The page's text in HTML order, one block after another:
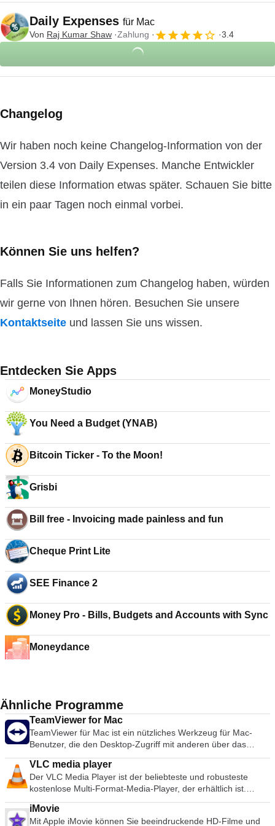
Daily Expenses für Mac
Von Raj Kumar Shaw Zahlung 3.4
Changelog
Wir haben noch keine Changelog-Information von der
Version 3.4 von Daily Expenses. Manche Entwickler
teilen diese Information etwas später. Schauen Sie bitte
in ein paar Tagen noch einmal vorbei.
Können Sie uns helfen?
Falls Sie Informationen zum Changelog haben, würden
wir gerne von Ihnen hören. Besuchen Sie unsere
Kontaktseite und lassen Sie uns wissen.
Entdecken Sie Apps
MoneyStudio
You Need a Budget (YNAB)
Bitcoin Ticker - To the Moon!
Grisbi
Bill free - Invoicing made painless and fun
Cheque Print Lite
SEE Finance 2
Money Pro - Bills, Budgets and Accounts with Sync
Moneydance
Ähnliche Programme
TeamViewer for Mac
TeamViewer für Mac ist ein nützliches Werkzeug für Mac-
Benutzer, die den Desktop-Zugriff mit anderen über das
Internet teilen möchten. Früher ein Werkzeug, das
hauptsächlich von Technikern zur Behebung von Problemen
auf Host-Computern verwendet wurde, wird TeamViewer
heute von Millionen von Anwendern genutzt, um Bildschirme
gemeinsam zu nutzen, auf entfernte Computer zuzugreifen,
zu trainieren und sogar virtuelle Besprechungen
VLC media player
Der VLC Media Player ist der beliebteste und robusteste
kostenlose Multi-Format-Media-Player, der erhältlich ist.
Seine Popularität wurde durch Kompatibilitäts- und Codec-
Probleme gefördert, die konkurrierende Medienplayer wie
QuickTime, itunes und RealPlayer für viele populäre Video-
iMovie
Mit Apple iMovie können Sie beeindruckende HD-Filme und